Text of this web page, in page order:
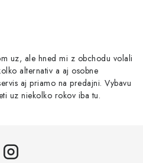
uz, ale hned mi z obchodu volali
alternativ a aj osobne
aj priamo na predajni. Vybavu
uz niekolko rokov iba tu.